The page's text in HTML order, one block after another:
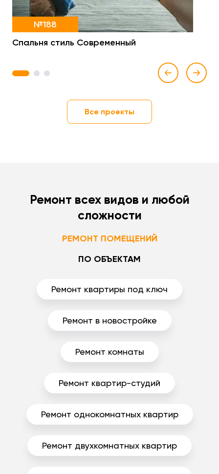
№188
Спальня стиль Современный
1 2 3
Все проекты
Ремонт всех видов и любой
сложности
РЕМОНТ ПОМЕЩЕНИЙ
ПО ОБЪЕКТАМ
Ремонт квартиры под ключ
Ремонт в новостройке
Ремонт комнаты
Ремонт квартир-студий
Ремонт однокомнатных квартир
Ремонт двухкомнатных квартир